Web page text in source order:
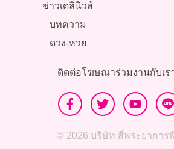
ข่าวเดลินิวส์
บทความ
ดวง-หวย
ติดต่อโฆษณาร่วมงานกับเร
© 2026 บริษัท สี่พระยาการ